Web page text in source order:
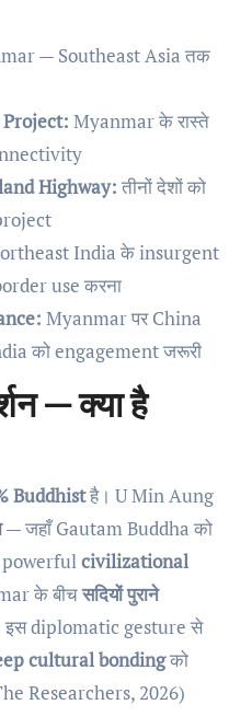
— Southeast Asia तक
Myanmar के रास्ते
Highway: तीनों देशों को
India के insurgent
use करना
Myanmar पर China
को engagement जरूरी
— क्या है
Buddhistहै। U Min Aung
— जहाँ Gautam Buddha को
civilizational
के बीचसदियों पुराने
diplomatic gesture से
cultural bondingको
Researchers, 2026)